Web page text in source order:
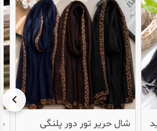
شال حریر تور دور پلنگی